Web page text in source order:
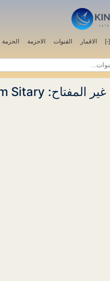
[-] الاقمار القنوات الاحزمة الحزمة
غير المفتاح: Hum Sitary